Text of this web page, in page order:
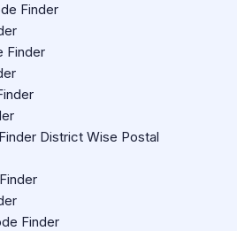
Finder
Finder
District Wise Postal
Finder